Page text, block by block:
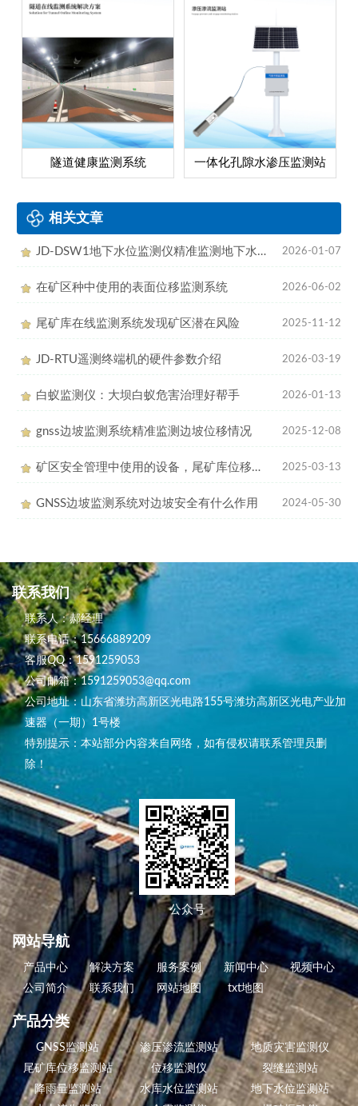
隧道健康监测系统 一体化孔隙水渗压监测站
相关文章
JD-DSW1地下水位监测仪精准监测地下水位数据 2026-01-07
在矿区种中使用的表面位移监测系统 2026-06-02
尾矿库在线监测系统发现矿区潜在风险 2025-11-12
JD-RTU遥测终端机的硬件参数介绍 2026-03-19
白蚁监测仪：大坝白蚁危害治理好帮手 2026-01-13
gnss边坡监测系统精准监测边坡位移情况 2025-12-08
矿区安全管理中使用的设备，尾矿库位移监测站和矿井水文监测系统 2025-03-13
GNSS边坡监测系统对边坡安全有什么作用 2024-05-30
联系我们
联系人：郝经理
联系电话：15666889209
客服QQ：1591259053
公司邮箱：1591259053@qq.com
公司地址：山东省潍坊高新区光电路155号潍坊高新区光电产业加
速器（一期）1号楼
特别提示：本站部分内容来自网络，如有侵权请联系管理员删
除！
公众号
网站导航
产品中心 解决方案 服务案例 新闻中心
视频中心
公司简介
联系我们 网站地图 txt地图
产品分类
GNSS监测站 渗压渗流监测站
地质灾害监测仪
尾矿库位移监测站
位移监测仪
裂缝监测站
降雨量监测站
水库水位监测站
地下水位监测站